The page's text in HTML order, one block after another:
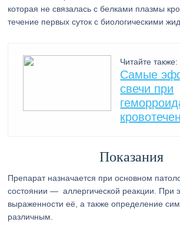
которая не связалась с белками плазмы
течение первых суток с биологическими
Читайте также:
Самые
свечи при
Показания
Препарат назначается при основном
состоянии — аллергической реакции. При
выраженности её, а также определение
различным.